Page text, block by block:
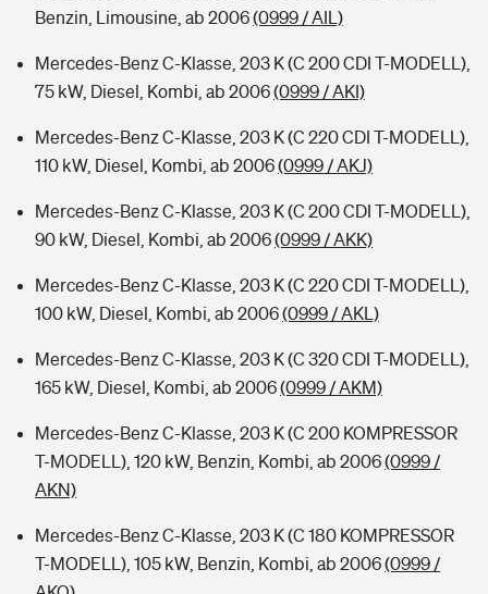
Benzin, Limousine, ab 2006(0999 / AIL)
Mercedes-Benz C-Klasse, 203 K (C 200 CDI T-MODELL),
75 kW, Diesel, Kombi, ab 2006(0999 / AKI)
Mercedes-Benz C-Klasse, 203 K (C 220 CDI T-MODELL),
110 kW, Diesel, Kombi, ab 2006(0999 / AKJ)
Mercedes-Benz C-Klasse, 203 K (C 200 CDI T-MODELL),
90 kW, Diesel, Kombi, ab 2006(0999 / AKK)
Mercedes-Benz C-Klasse, 203 K (C 220 CDI T-MODELL),
100 kW, Diesel, Kombi, ab 2006(0999 / AKL)
Mercedes-Benz C-Klasse, 203 K (C 320 CDI T-MODELL),
165 kW, Diesel, Kombi, ab 2006(0999 / AKM)
Mercedes-Benz C-Klasse, 203 K (C 200 KOMPRESSOR
T-MODELL), 120 kW, Benzin, Kombi, ab 2006(0999 /
AKN)
Mercedes-Benz C-Klasse, 203 K (C 180 KOMPRESSOR
T-MODELL), 105 kW, Benzin, Kombi, ab 2006(0999 /